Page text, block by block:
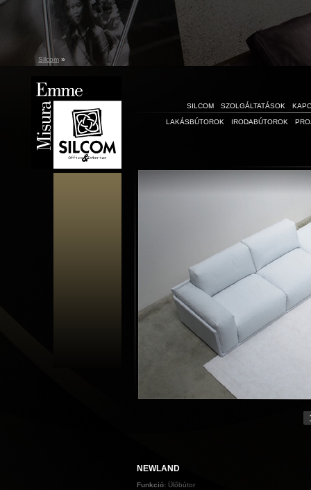
Silcom »
SILCOM SZOLGÁLTATÁSOK
LAKÁSBÚTOROK IRODABÚTOROK
NEWLAND
Funkció: Ülőbútor